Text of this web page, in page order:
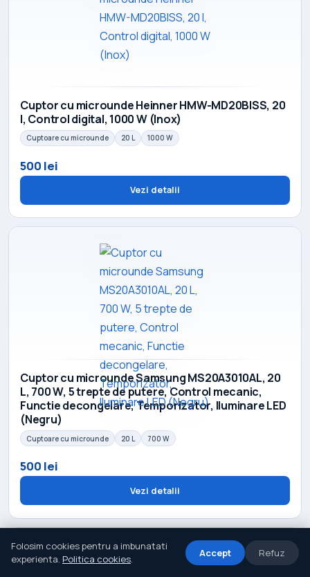
Cuptor cu microunde Heinner HMW-MD20BISS, 20
l, Control digital, 1000 W (Inox)
Cuptoare cu microunde 20 L 1000 W
500 lei
Vezi detalii
Cuptor cu microunde Samsung MS20A3010AL, 20
L, 700 W, 5 trepte de putere, Control mecanic,
Functie decongelare, Temporizator, Iluminare LED
(Negru)
Cuptoare cu microunde 20 L 700 W
500 lei
Vezi detalii
Folosim cookies pentru a imbunatati
experienta. Politica cookies. Accept Refuz